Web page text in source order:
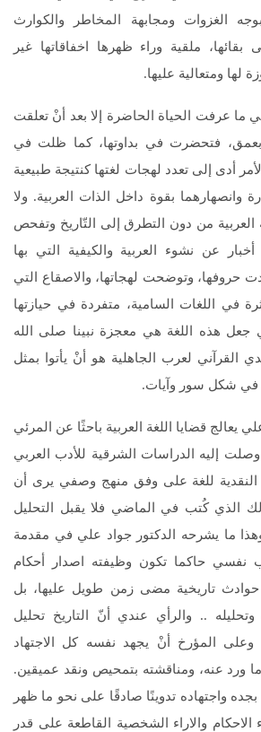
الغزوات ومجابهة المخاطر والكوارث
ملقية وراء ظهرها اخفاقاتها غير
لها ومتعالية عليها.
ما عرفت الحياة الحاضرة إلا بعد أنْ تعلقت
بعمق، فتحضرت في بداوتها، كما ظلت في
أدى إلى تعدد لهجات لغتها كنتيجة طبيعية
وانصهارهما بقوة داخل الذات العربية. ولا
من دون التطرق إلى التّاريخ وتفحص
عن نشوء العربية والكيفية التي بها
حروفها، وتوضحت لهجاتها، والاصقاع التي
في اللغات السامية، متفردة في حيازتها
جعل هذه اللغة هي معجزة نبينا صلى الله
القرآني لعرب الجاهلية هو أنْ يأتوا بمثل
في شكل سور وآيات.
يعالج قضايا اللغة العربية باحثًا عن المرئي
وصلت إليه الدراسات الشرقية للأدب العربي
النقدية للغة على وفق منهج وصفي يرى أن
الذي كُتب في الماضي فلا يقبل التحليل
ما يشرحه الدكتور جواد علي في مقدمة
نفسي حاكما تكون وظيفته اصدار أحكام
حوادث تاريخية مضى زمن طويل عليها، بل
.. والرأي عندي أنّ التاريخ تحليل
المؤرخ أنْ يجهد نفسه كل الاجتهاد
ورد عنه، ومناقشته بتمحيص ونقد عميقين.
واجتهاده تدوينًا صادقًا على نحو ما ظهر
الاحكام والاراء الشخصية القاطعة على قدر